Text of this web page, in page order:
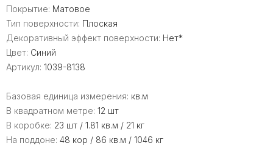
Покрытие: Матовое
Тип поверхности: Плоская
Декоративный эффект поверхности: Нет*
Цвет: Синий
Артикул: 1039-8138
Базовая единица измерения: кв.м
В квадратном метре: 12 шт
В коробке: 23 шт / 1.81 кв.м / 21 кг
На поддоне: 48 кор / 86 кв.м / 1046 кг